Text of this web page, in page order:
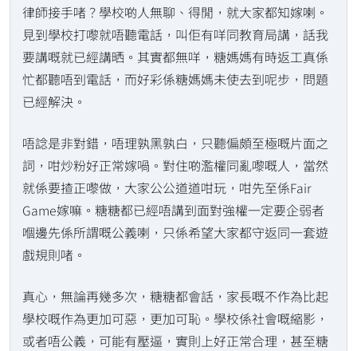
律師接手啫？學校啲人無聊、得閒，就大家都知嫁喇。
見到學校打嚟就唔聽電話，叫佢有咩同教育局講，話我
要講嘅就已經講晒。其實都無咩，糖媽媽有時返工真係
忙都聽唔到電話，而好彩係糖媽媽未使去到呢步，問題
已經解決。
唔諗是非對錯，唔理孰黑孰白，只聽偏頗至極嘅片面之
詞，咁炒粉好正常嫁喎。對住啲濫權同亂嚟嘅人，當然
就係要揸正嚟做，大家公公道道咁玩，咁先至係Fair
Game嫁嘛。糖糖都已經唔講到面對強權一定要企弱者
嗰邊先係所謂嘅公義喇，只係希望大家都守返同一套遊
戲規則啫。
真心，無論再幾多次，糖糖都會話，家長嘅不作為比起
學校嘅作為更加可惡，更加可恥。學校係社會嘅縮影，
或者唔公義，可能有壓逼，實則上好正常合理，甚至糖